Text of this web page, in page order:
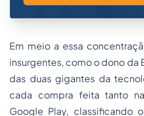
Em meio a essa
insurgentes, como o dono
das duas gigantes da
cada compra feita tanto
Google Play, classificando